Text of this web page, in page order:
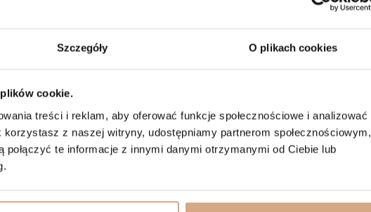
Szczegóły O plikach cookies
cookie.
treści i reklam, aby oferować funkcje społecznościowe i analizować
z naszej witryny, udostępniamy partnerom społecznościowym,
te informacje z innymi danymi otrzymanymi od Ciebie lub